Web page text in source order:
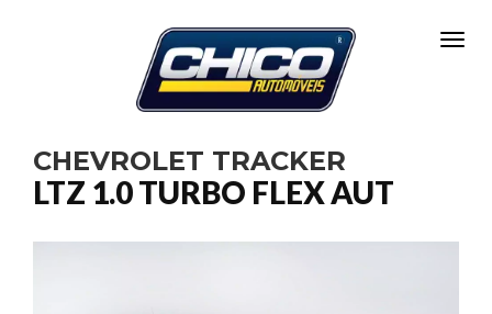
CHEVROLET TRACKER
LTZ 1.0 TURBO FLEX AUT